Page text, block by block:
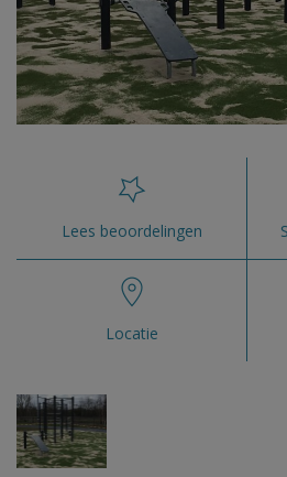
Lees beoordelingen
Locatie